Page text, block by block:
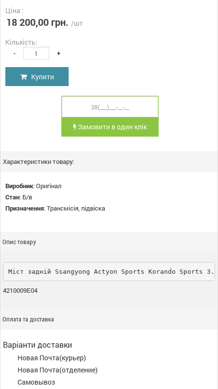
Ціна :
18 200,00 грн. /шт
Кількість:
- +
Купити
Замовити в один клік
Характеристики товару:
Виробник:Оригінал
Стан: Б/в
Призначення:Трансмісія, підвіска
Опис товару
Міст задній Ssangyong Actyon Sports Korando Sports
4210009E04
Оплата та доставка
Варіанти доставки
Новая Почта(курьер)
Новая Почта(отделение)
Самовывоз